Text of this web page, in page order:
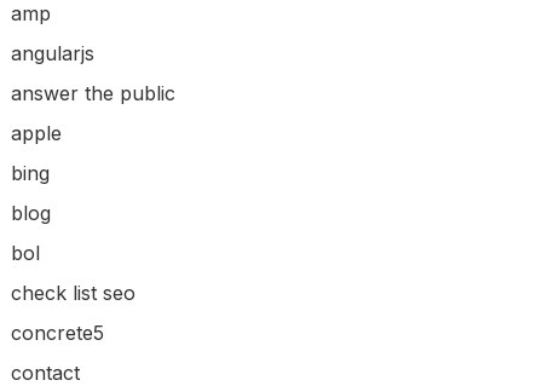
amp
angularjs
answer the public
apple
bing
blog
bol
check list seo
concrete5
contact